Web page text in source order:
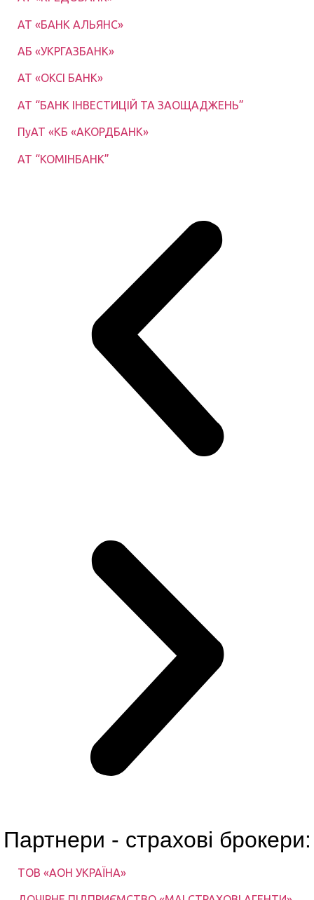
АТ «БАНК АЛЬЯНС»
АБ «УКРГАЗБАНК»
АТ «ОКСІ БАНК»
АТ “БАНК ІНВЕСТИЦІЙ ТА ЗАОЩАДЖЕНЬ”
ПуАТ «КБ «АКОРДБАНК»
АТ “КОМІНБАНК”
Партнери - страхові брокери:
TOB «АОН УКРАЇНА»